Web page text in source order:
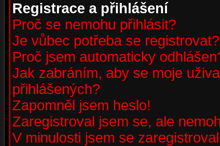
Registrace a přihlášení
Proč se nemohu přihlásit?
Je vůbec potřeba se registrovat?
Proč jsem automaticky
Jak zabráním, aby se moje
přihlášených?
Zapomněl jsem heslo!
Zaregistroval jsem se, ale
V minulosti jsem se